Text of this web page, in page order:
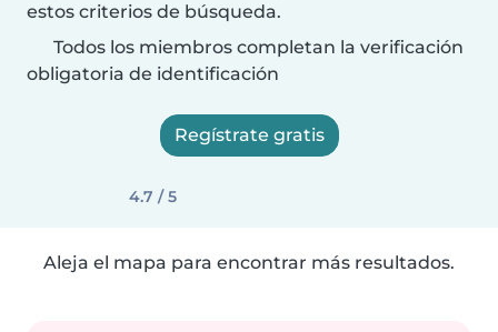
estos criterios de búsqueda.
Todos los miembros completan la verificación
obligatoria de identificación
Regístrate gratis
4.7 / 5
Aleja el mapa para encontrar más resultados.